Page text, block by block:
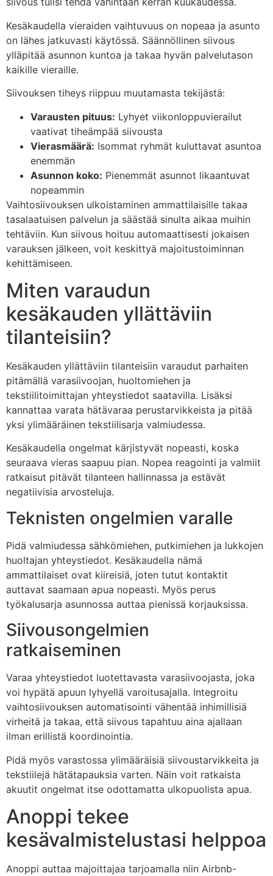
Kesäkaudella vieraiden vaihtuvuus on nopeaa ja asunto
on lähes jatkuvasti käytössä. Säännöllinen siivous
ylläpitää asunnon kuntoa ja takaa hyvän palvelutason
kaikille vieraille.
Siivouksen tiheys riippuu muutamasta tekijästä:
Varausten pituus: Lyhyet viikonloppuvierailut
vaativat tiheämpää siivousta
Vierasmäärä: Isommat ryhmät kuluttavat asuntoa
enemmän
Asunnon koko: Pienemmät asunnot likaantuvat
nopeammin
Vaihtosiivouksen ulkoistaminen ammattilaisille takaa
tasalaatuisen palvelun ja säästää sinulta aikaa muihin
tehtäviin. Kun siivous hoituu automaattisesti jokaisen
varauksen jälkeen, voit keskittyä majoitustoiminnan
kehittämiseen.
Miten varaudun
kesäkauden yllättäviin
tilanteisiin?
Kesäkauden yllättäviin tilanteisiin varaudut parhaiten
pitämällä varasiivoojan, huoltomiehen ja
tekstiilitoimittajan yhteystiedot saatavilla. Lisäksi
kannattaa varata hätävaraa perustarvikkeista ja pitää
yksi ylimääräinen tekstiilisarja valmiudessa.
Kesäkaudella ongelmat kärjistyvät nopeasti, koska
seuraava vieras saapuu pian. Nopea reagointi ja valmiit
ratkaisut pitävät tilanteen hallinnassa ja estävät
negatiivisia arvosteluja.
Teknisten ongelmien varalle
Pidä valmiudessa sähkömiehen, putkimiehen ja lukkojen
huoltajan yhteystiedot. Kesäkaudella nämä
ammattilaiset ovat kiireisiä, joten tutut kontaktit
auttavat saamaan apua nopeasti. Myös perus
työkalusarja asunnossa auttaa pienissä korjauksissa.
Siivousongelmien
ratkaiseminen
Varaa yhteystiedot luotettavasta varasiivoojasta, joka
voi hypätä apuun lyhyellä varoitusajalla. Integroitu
vaihtosiivouksen automatisointi vähentää inhimillisiä
virheitä ja takaa, että siivous tapahtuu aina ajallaan
ilman erillistä koordinointia.
Pidä myös varastossa ylimääräisiä siivoustarvikkeita ja
tekstiilejä hätätapauksia varten. Näin voit ratkaista
akuutit ongelmat itse odottamatta ulkopuolista apua.
Anoppi tekee
kesävalmistelustasi helppoa
Anoppi auttaa majoittajaa tarjoamalla niin Airbnb-